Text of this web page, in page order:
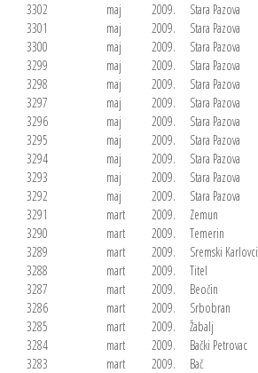
3302 maj 2009. Stara Pazova
3301
maj 2009. Stara Pazova
3300
maj 2009. Stara Pazova
3299
maj 2009. Stara Pazova
3298
maj 2009. Stara Pazova
3297
maj 2009. Stara Pazova
3296
maj 2009. Stara Pazova
3295
maj 2009. Stara Pazova
3294
maj 2009. Stara Pazova
3293
maj 2009. Stara Pazova
3292
maj 2009. Stara Pazova
3291
mart 2009. Zemun
3290
mart 2009. Temerin
3289
mart 2009. Sremski Karlovci
3288
mart 2009. Titel
3287
mart 2009. Beočin
3286
mart 2009. Srbobran
3285
mart 2009. Žabalj
3284
mart 2009. Bački Petrovac
3283
mart 2009. Bač